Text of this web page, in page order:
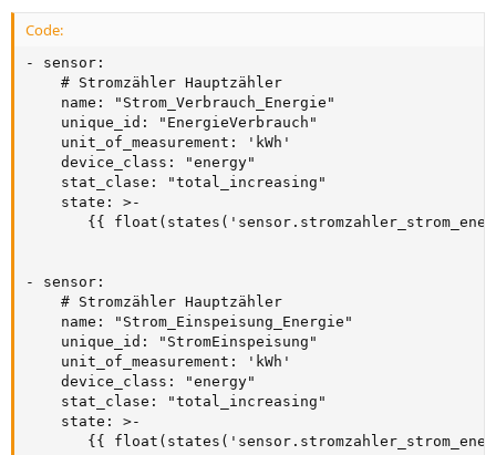
Code:
- sensor:
    # Stromzähler Hauptzähler
    name: "Strom_Verbrauch_Energie"
    unique_id: "EnergieVerbrauch"
    unit_of_measurement: 'kWh'
    device_class: "energy"
    stat_clase: "total_increasing"
    state: >-
{{
- sensor:
    # Stromzähler Hauptzähler
    name: "Strom_Einspeisung_Energie"
    unique_id: "StromEinspeisung"
    unit_of_measurement: 'kWh'
    device_class: "energy"
    stat_clase: "total_increasing"
    state: >-
{{